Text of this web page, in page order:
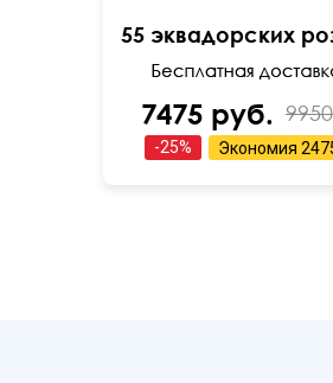
7475 руб.
-25% Экономия